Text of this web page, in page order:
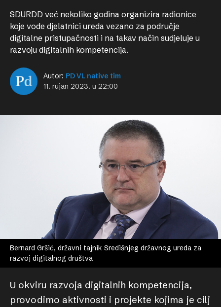
SDURDD već nekoliko godina organizira radionice
koje vode djelatnici ureda vezano za područje
digitalne pristupačnosti i na takav način sudjeluje u
razvoju digitalnih kompetencija.
Autor: PD VL native tim
11. rujan 2023. u 22:00
Bernard Gršić, državni tajnik Središnjeg državnog ureda za
razvoj digitalnog društva
U okviru razvoja digitalnih kompetencija,
provodimo aktivnosti i projekte kojima je cilj